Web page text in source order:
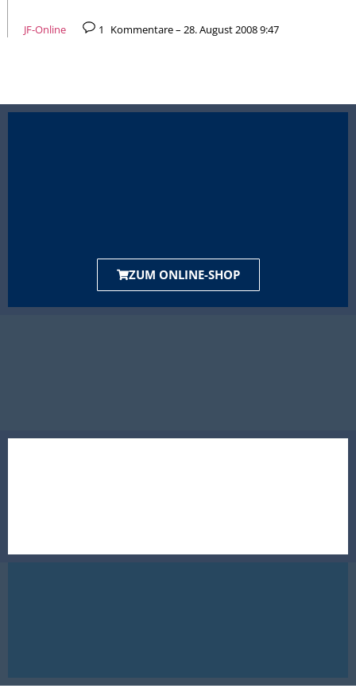
JF-Online 1 Kommentare – 28. August 2008 9:47
ZUM ONLINE-SHOP